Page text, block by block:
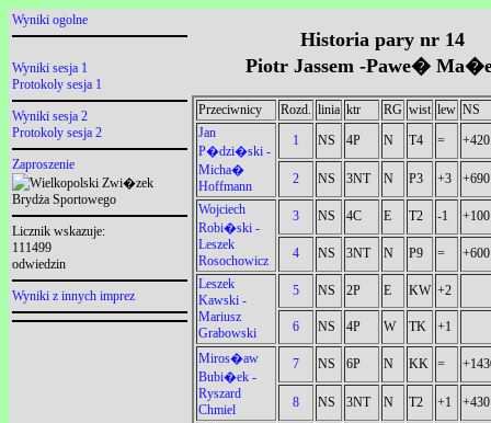
Wyniki ogolne
Wyniki sesja 1
Protokoly sesja 1
Wyniki sesja 2
Protokoly sesja 2
Zaproszenie
Licznik wskazuje:
111499
odwiedzin
Wyniki z innych imprez
Historia pary nr 14
Piotr Jassem -Pawe�
Przeciwnicy Rozd. linia ktr RG wist lew NS
Jan
P�dzi�ski -
Micha�
Hoffmann
1 NS 4P N T4 = +420
2 NS 3NT N P3 +3
+690
Wojciech
Robi�ski -
Leszek
Rosochowicz
3 NS 4C E T2 -1 +100
4 NS 3NT N P9 =
+600
Leszek
Kawski -
Mariusz
Grabowski
5 NS 2P E KW +2
6 NS 4P W TK +1
Miros�aw
Bubi�ek -
Ryszard
Chmiel
7 NS 6P N KK =
8 NS 3NT N T2 +1
+430